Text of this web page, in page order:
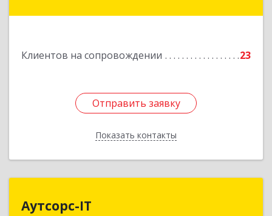
Клиентов на сопровождении 23
Отправить заявку
Показать контакты
Отправить заявку
Назад
Аутсорс-IT